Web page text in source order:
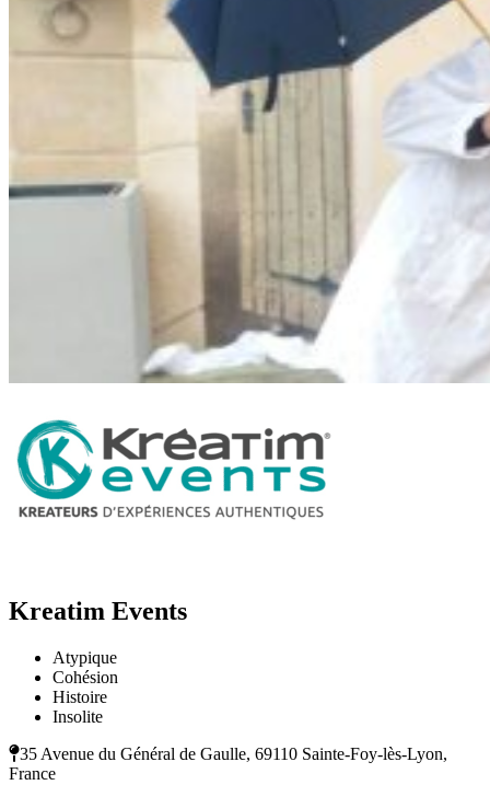
Kreatim Events
Atypique
Cohésion
Histoire
Insolite
35 Avenue du Général de Gaulle, 69110 Sainte-Foy-lès-Lyon,
France